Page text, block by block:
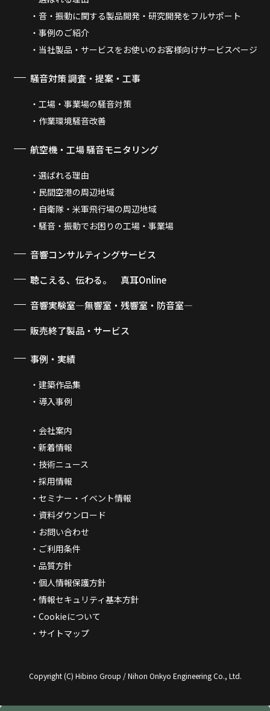
音・振動に関する製品開発・研究開発をフルサポート
事例のご紹介
当社製品・サービスをお使いのお客様向けサービスページ
騒音対策 調査・提案・工事
工場・事業場の騒音対策
作業環境騒音改善
航空機・工場 騒音モニタリング
選ばれる理由
民間空港の周辺地域
自衛隊・米軍飛行場の周辺地域
騒音・振動でお困りの工場・事業場
音響コンサルティングサービス
聴こえる、伝わる。 真耳Online
音響実験室―無響室・残響室・防音室―
販売終了製品・サービス
事例・実績
建築作品集
導入事例
会社案内
新着情報
技術ニュース
採用情報
セミナー・イベント情報
資料ダウンロード
お問い合わせ
ご利用条件
品質方針
個人情報保護方針
情報セキュリティ基本方針
Cookieについて
サイトマップ
Copyright (C) Hibino Group / Nihon Onkyo Engineering Co., Ltd.